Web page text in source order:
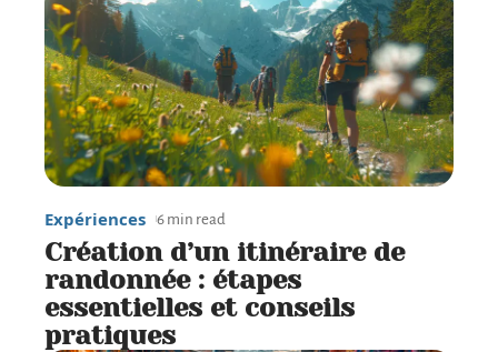
Expériences 6 min read
Création d’un itinéraire de
randonnée : étapes
essentielles et conseils
pratiques